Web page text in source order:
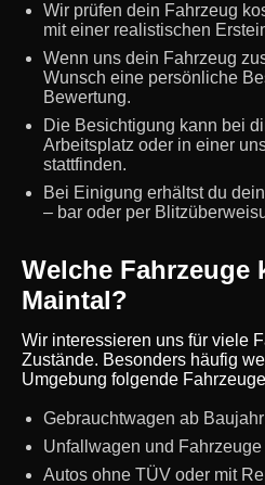
Wir prüfen dein Fahrzeug
mit einer realistischen
Wenn uns dein Fahrzeug
Wunsch eine persönliche
Bewertung.
Die Besichtigung kann bei
Arbeitsplatz oder in einer
stattfinden.
Bei Einigung erhältst du
– bar oder per
Welche Fahrzeuge
Maintal?
Wir interessieren uns für viele
Zustände. Besonders häufig
Umgebung folgende
Gebrauchtwagen ab
Unfallwagen und
Autos ohne TÜV oder mit